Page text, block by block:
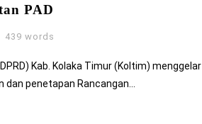
PAD
439 words
Kab. Kolaka Timur (Koltim) menggelar
dan penetapan Rancangan...